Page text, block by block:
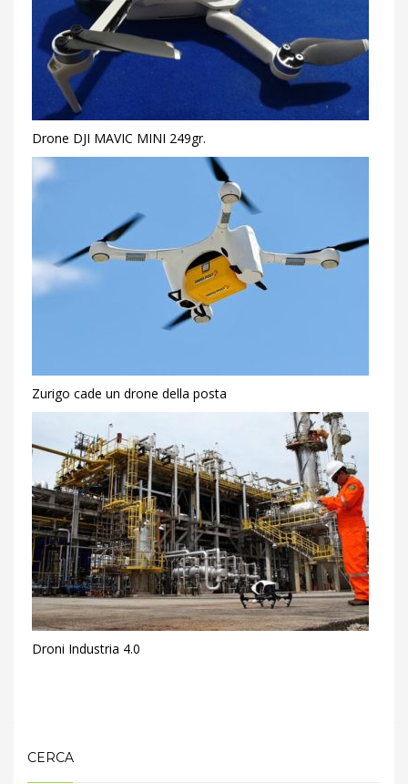
Drone DJI MAVIC MINI 249gr.
Zurigo cade un drone della posta
Droni Industria 4.0
CERCA